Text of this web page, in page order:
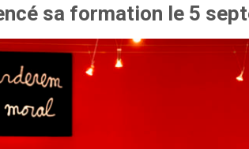
sa formation le 5